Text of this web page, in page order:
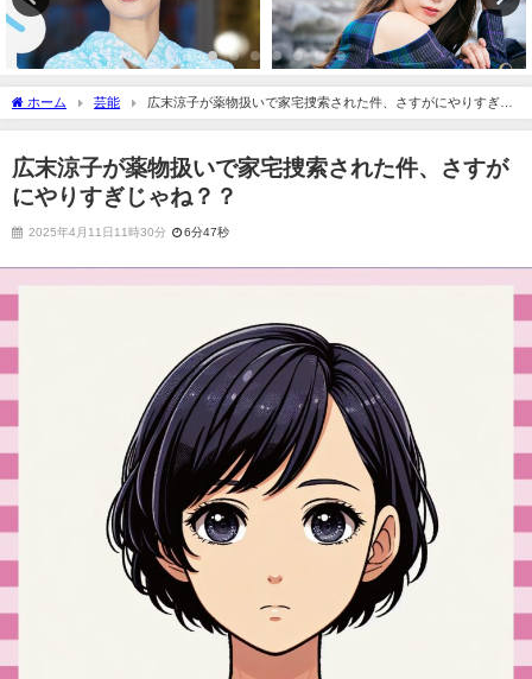
ホーム 芸能
広末涼子が薬物扱いで家宅捜索された件、さすがにやりすぎじ
ゃね？？
広末涼子が薬物扱いで家宅捜索された件、さすが
にやりすぎじゃね？？
2025年4月11日11時30分 6分47秒